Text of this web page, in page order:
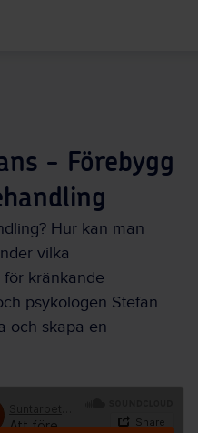
- Förebygg
Hur kan man
vilka
kränkande
psykologen Stefan
och skapa en